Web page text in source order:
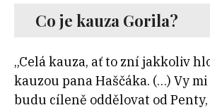
Co je kauza Gorila?
„Celá kauza, ať to zní jakkoliv
kauzou pana Haščáka. (…) Vy
budu cíleně oddělovat od